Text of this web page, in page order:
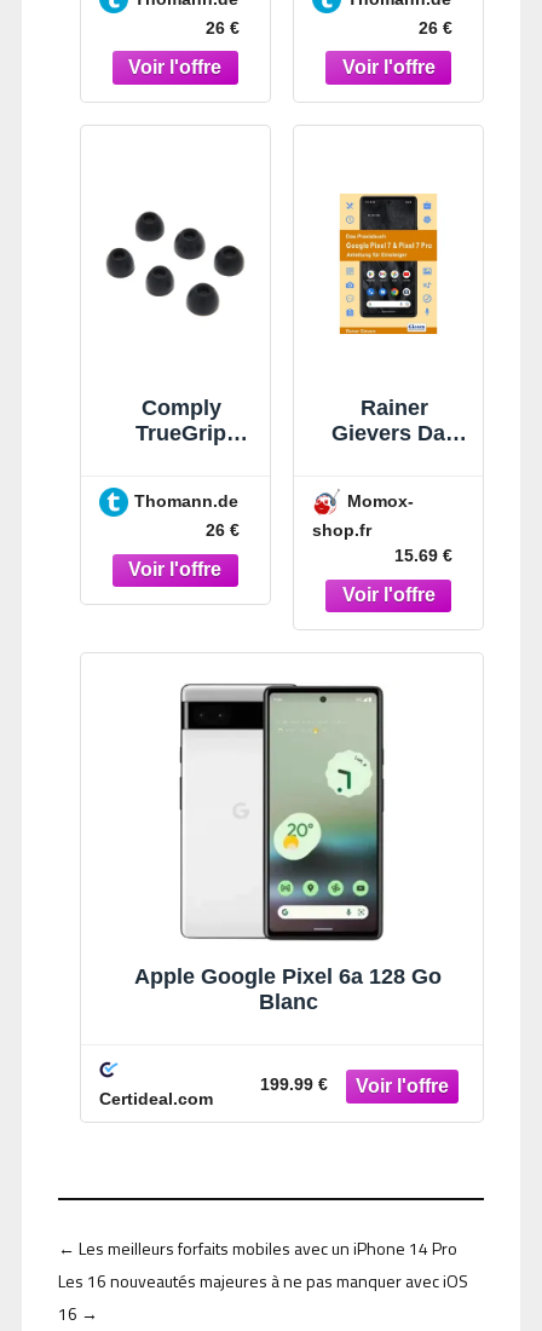
26 €
26 €
Comply
TrueGrip
Buds Mix Noir
Thomann.de
26 €
Rainer
Gievers Das
Google Pixel 7
& Pixel 7 Pro -
Anleitung Für
Einsteiger
Momox-
shop.fr
15.69 €
Apple Google Pixel 6a 128 Go
Blanc
Certideal.com
199.99 €
← Les meilleurs forfaits mobiles avec un iPhone 14 Pro
Les 16 nouveautés majeures à ne pas manquer avec iOS
16 →